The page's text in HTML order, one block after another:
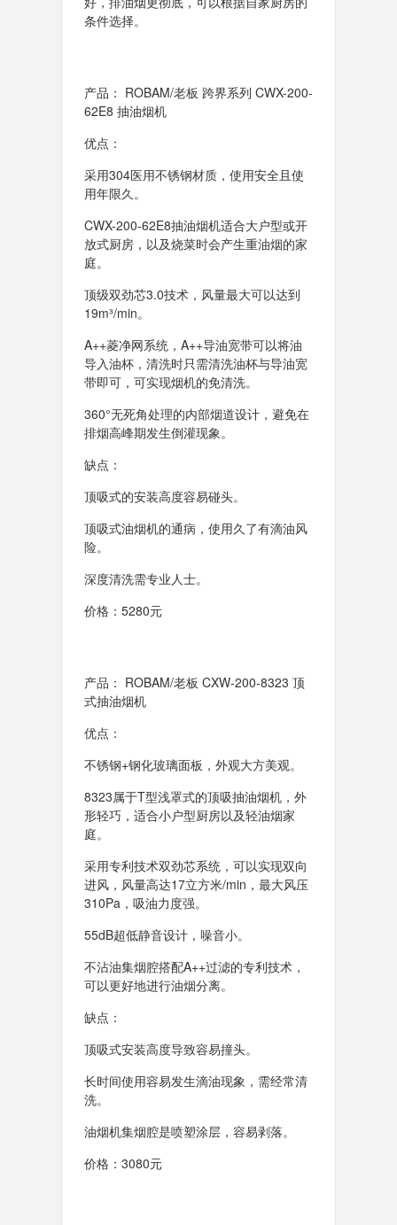
条件选择。
产品： ROBAM/老板 跨界系列 CWX-200-
62E8 抽油烟机
优点：
采用304医用不锈钢材质，使用安全且使
用年限久。
CWX-200-62E8抽油烟机适合大户型或开
放式厨房，以及烧菜时会产生重油烟的家
庭。
顶级双劲芯3.0技术，风量最大可以达到
19m³/min。
A++菱净网系统，A++导油宽带可以将油
导入油杯，清洗时只需清洗油杯与导油宽
带即可，可实现烟机的免清洗。
360°无死角处理的内部烟道设计，避免在
排烟高峰期发生倒灌现象。
缺点：
顶吸式的安装高度容易碰头。
顶吸式油烟机的通病，使用久了有滴油风
险。
深度清洗需专业人士。
价格：5280元
产品： ROBAM/老板 CXW-200-8323 顶
式抽油烟机
优点：
不锈钢+钢化玻璃面板，外观大方美观。
8323属于T型浅罩式的顶吸抽油烟机，外
形轻巧，适合小户型厨房以及轻油烟家
庭。
采用专利技术双劲芯系统，可以实现双向
进风，风量高达17立方米/min，最大风压
310Pa，吸油力度强。
55dB超低静音设计，噪音小。
不沾油集烟腔搭配A++过滤的专利技术，
可以更好地进行油烟分离。
缺点：
顶吸式安装高度导致容易撞头。
长时间使用容易发生滴油现象，需经常清
洗。
油烟机集烟腔是喷塑涂层，容易剥落。
价格：3080元